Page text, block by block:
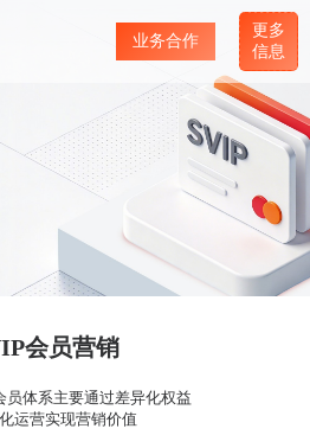
更多
信息
业务合作
会员营销
员体系主要通过差异化权益
运营实现营销价值